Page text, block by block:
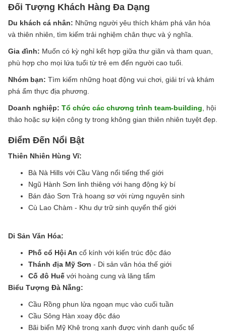
Đối Tượng Khách Hàng Đa Dạng
Du khách cá nhân: Những người yêu thích khám phá văn hóa
và thiên nhiên, tìm kiếm trải nghiệm chân thực và ý nghĩa.
Gia đình: Muốn có kỳ nghỉ kết hợp giữa thư giãn và tham quan,
phù hợp cho mọi lứa tuổi từ trẻ em đến người cao tuổi.
Nhóm bạn: Tìm kiếm những hoạt động vui chơi, giải trí và khám
phá ẩm thực địa phương.
Doanh nghiệp: Tổ chức các chương trình team-building , hội
thảo hoặc sự kiện công ty trong không gian thiên nhiên tuyệt đẹp.
Điểm Đến Nổi Bật
Thiên Nhiên Hùng Vĩ:
Bà Nà Hills với Cầu Vàng nổi tiếng thế giới
Ngũ Hành Sơn linh thiêng với hang động kỳ bí
Bán đảo Sơn Trà hoang sơ với rừng nguyên sinh
Cù Lao Chàm - Khu dự trữ sinh quyển thế giới
Di Sản Văn Hóa:
Phố cổ Hội An cổ kính với kiến trúc độc đáo
Thánh địa Mỹ Sơn - Di sản văn hóa thế giới
Cố đô Huế với hoàng cung và lăng tẩm
Biểu Tượng Đà Nẵng:
Cầu Rồng phun lửa ngoạn mục vào cuối tuần
Cầu Sông Hàn xoay độc đáo
Bãi biển Mỹ Khê trong xanh được vinh danh quốc tế